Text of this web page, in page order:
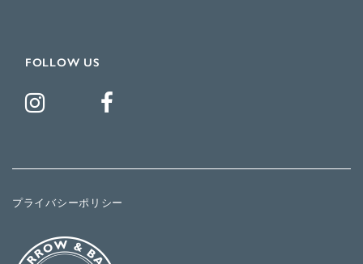
FOLLOW US
プライバシーポリシー